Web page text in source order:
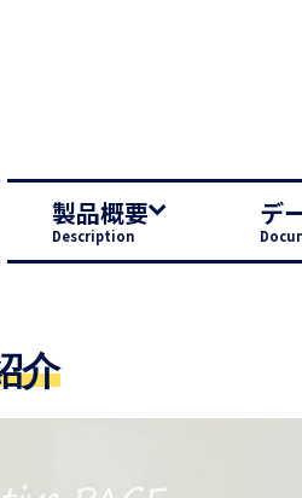
製品概要
Description
デ
介